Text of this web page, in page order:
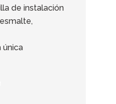
de instalación
única